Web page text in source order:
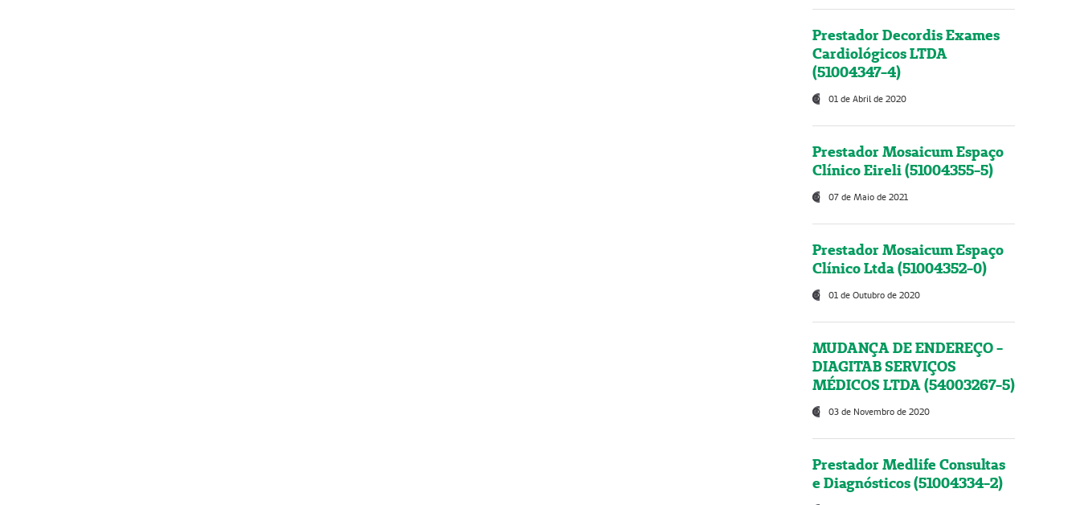
Prestador Decordis Exames
Cardiológicos LTDA
(51004347-4)
01 de Abril de 2020
Prestador Mosaicum Espaço
Clínico Eireli (51004355-5)
07 de Maio de 2021
Prestador Mosaicum Espaço
Clínico Ltda (51004352-0)
01 de Outubro de 2020
MUDANÇA DE ENDEREÇO -
DIAGITAB SERVIÇOS
MÉDICOS LTDA (54003267-5)
03 de Novembro de 2020
Prestador Medlife Consultas
e Diagnósticos (51004334-2)